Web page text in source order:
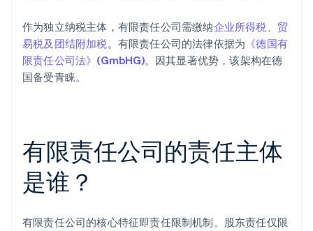
作为独立纳税主体，有限责任公司需缴纳企业所得税、贸
易税及团结附加税。有限责任公司的法律依据为 《德国有
限责任公司法》(GmbHG)。因其显著优势，该架构在德
国备受青睐。
有限责任公司的责任主体
是谁？
有限责任公司的核心特征即责任限制机制。股东责任仅限